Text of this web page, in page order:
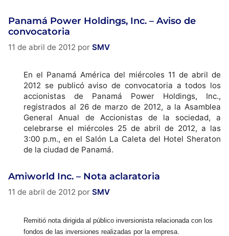
Panamá Power Holdings, Inc. – Aviso de
convocatoria
11 de abril de 2012 por SMV
En el Panamá América del miércoles 11 de abril de
2012 se publicó aviso de convocatoria a todos los
accionistas de Panamá Power Holdings, Inc.,
registrados al 26 de marzo de 2012, a la Asamblea
General Anual de Accionistas de la sociedad, a
celebrarse el miércoles 25 de abril de 2012, a las
3:00 p.m., en el Salón La Caleta del Hotel Sheraton
de la ciudad de Panamá.
Amiworld Inc. – Nota aclaratoria
11 de abril de 2012 por SMV
Remitió nota dirigida al público inversionista relacionada con los
fondos de las inversiones realizadas por la empresa.